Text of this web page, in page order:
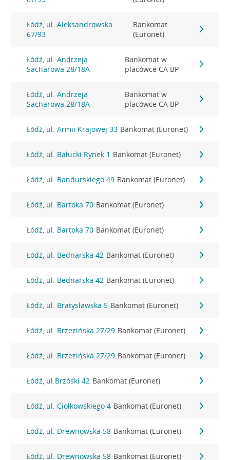
Łódź, ul. Aleksandrowska
67/93
Bankomat
(Euronet)
Łódź, ul. Andrzeja
Sacharowa 28/18A
Bankomat w
placówce CA BP
Łódź, ul. Andrzeja
Sacharowa 28/18A
Bankomat w
placówce CA BP
Łódź, ul. Armii Krajowej 33 Bankomat (Euronet)
Łódź, ul. Bałucki Rynek 1 Bankomat (Euronet)
Łódź, ul. Bandurskiego 49 Bankomat (Euronet)
Łódź, ul. Bartoka 70 Bankomat (Euronet)
Łódź, ul. Bartoka 70 Bankomat (Euronet)
Łódź, ul. Bednarska 42 Bankomat (Euronet)
Łódź, ul. Bednarska 42 Bankomat (Euronet)
Łódź, ul. Bratysławska 5 Bankomat (Euronet)
Łódź, ul. Brzezińska 27/29 Bankomat (Euronet)
Łódź, ul. Brzezińska 27/29 Bankomat (Euronet)
Łódź, ul.Brzóski 42 Bankomat (Euronet)
Łódź, ul. Ciołkowskiego 4 Bankomat (Euronet)
Łódź, ul. Drewnowska 58 Bankomat (Euronet)
Łódź, ul. Drewnowska 58 Bankomat (Euronet)